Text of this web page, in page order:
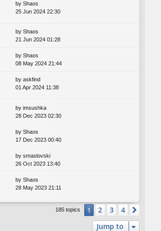
by Shaos
25 Jun 2024 22:30
by Shaos
21 Jun 2024 01:28
by Shaos
08 May 2024 21:44
by askfind
01 Apr 2024 11:38
by imsushka
28 Dec 2023 02:30
by Shaos
17 Dec 2023 00:40
by smaslovski
26 Oct 2023 13:40
by Shaos
28 May 2023 21:11
185 topics 1 2 3 4
Jump to